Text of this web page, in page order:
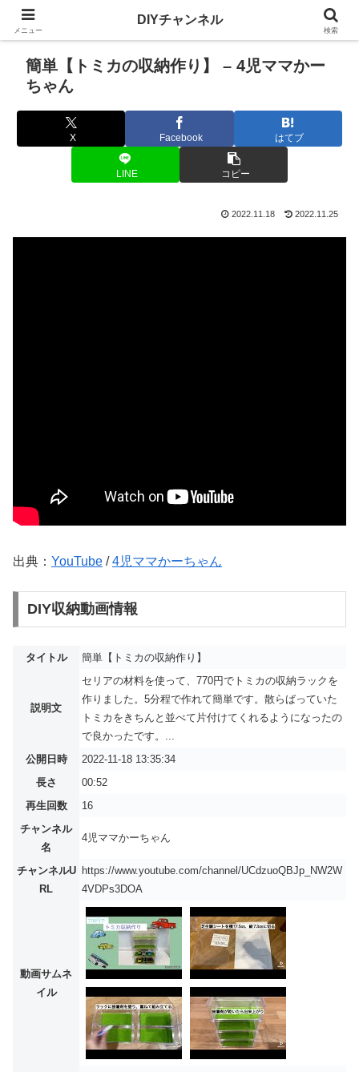
簡単【トミカの収納作り】 – 4児ママかー
ちゃん
X Facebook はてブ
LINE コピー
2022.11.18 2022.11.25
出典： YouTube /4児ママかーちゃん
DIY収納動画情報
タイトル 簡単【トミカの収納作り】
説明文
セリアの材料を使って、770円でトミカの収納ラックを
作りました。5分程で作れて簡単です。散らばっていた
トミカをきちんと並べて片付けてくれるようになったの
で良かったです。...
公開日時
2022-11-18 13:35:34
長さ
00:52
再生回数
16
チャンネル
名
4児ママかーちゃん
チャンネルU
RL
https://www.youtube.com/channel/UCdzuoQBJp_NW2W
4VDPs3DOA
動画サムネ
イル
メニュー
DIYチャンネル
検索